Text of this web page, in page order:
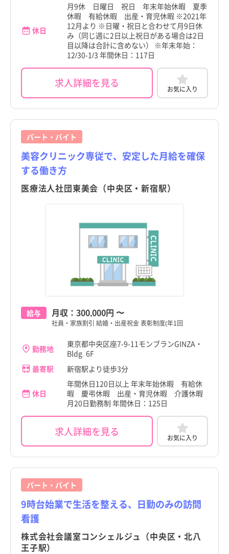
休日
月9休 日曜日 祝日 年末年始休暇 夏季
休暇 有給休暇 出産・育児休暇 ※2021年
12月より ※日曜・祝日と合わせて月9日休
み（同じ週に2日以上祝日がある場合は2日
目以降は合計に含めない） ※年末年始：
12/30-1/3 年間休日：117日
求人詳細を見る お気に入り
パート・バイト
美容クリニック専従で、安定した月給を確保
する働き方
医療法人社団東美会（中央区・新宿駅）
給与 月収： 300,000円 〜
社員・家族割引 結婚・出産祝金 表彰制度(年1回
勤務地
東京都中央区座7-9-11モンブランGINZA・
Bldg. 6F
最寄駅
新宿駅より徒歩3分
休日
年間休日120日以上 年末年始休暇 有給休
暇 慶弔休暇 出産・育児休暇 介護休暇
月20日勤務制 年間休日：125日
求人詳細を見る お気に入り
パート・バイト
9時台始業で生活を整える、日勤のみの訪問
看護
株式会社会議室コンシェルジュ（中央区・北八
王子駅）